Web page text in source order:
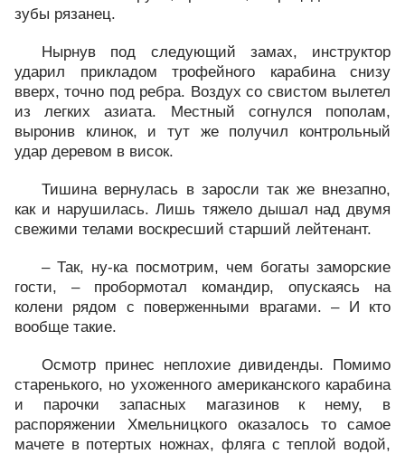
зубы рязанец.
Нырнув под следующий замах, инструктор
ударил прикладом трофейного карабина снизу
вверх, точно под ребра. Воздух со свистом вылетел
из легких азиата. Местный согнулся пополам,
выронив клинок, и тут же получил контрольный
удар деревом в висок.
Тишина вернулась в заросли так же внезапно,
как и нарушилась. Лишь тяжело дышал над двумя
свежими телами воскресший старший лейтенант.
– Так, ну-ка посмотрим, чем богаты заморские
гости, – пробормотал командир, опускаясь на
колени рядом с поверженными врагами. – И кто
вообще такие.
Осмотр принес неплохие дивиденды. Помимо
старенького, но ухоженного американского карабина
и парочки запасных магазинов к нему, в
распоряжении Хмельницкого оказалось то самое
мачете в потертых ножнах, фляга с теплой водой,